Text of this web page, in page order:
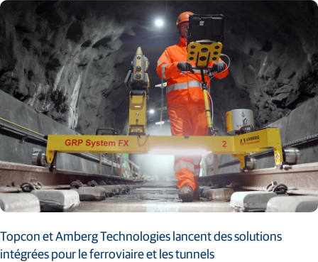
Topcon et Amberg Technologies lancent des solutions
intégrées pour le ferroviaire et les tunnels